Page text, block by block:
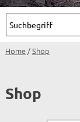
Home/Shop
Shop